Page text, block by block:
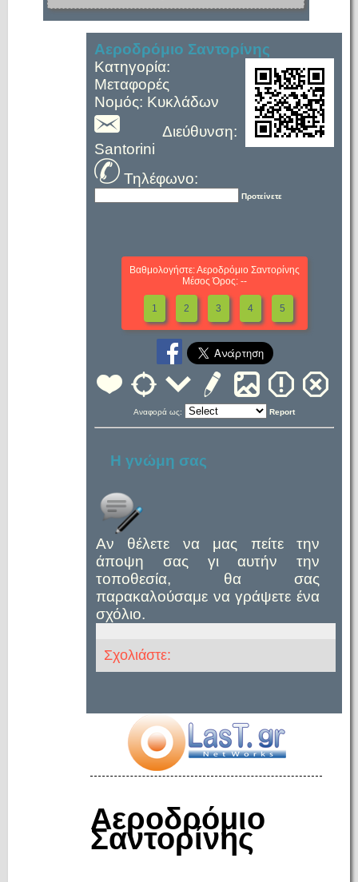
Αεροδρόμιο Σαντορίνης
Κατηγορία:
Μεταφορές
Νομός: Κυκλάδων
Διεύθυνση:
Santorini
Τηλέφωνο:
Προτείνετε
Βαθμολογήστε: Αεροδρόμιο Σαντορίνης
Μέσος Όρος: --
1 2 3 4 5
Αναφορά ως: Report
Η γνώμη σας
Αν θέλετε να μας πείτε την
άποψη σας γι αυτήν την
τοποθεσία, θα σας
παρακαλούσαμε να γράψετε ένα
σχόλιο.
Σχολιάστε:
Αεροδρόμιο
Σαντορίνης